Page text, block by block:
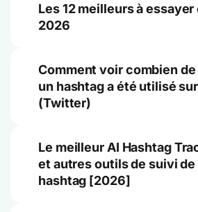
Les 12 meilleurs à essayer
2026
Comment voir combien
un hashtag a été utilisé
(Twitter)
Le meilleur AI Hashtag
et autres outils de suivi de
hashtag [2026]